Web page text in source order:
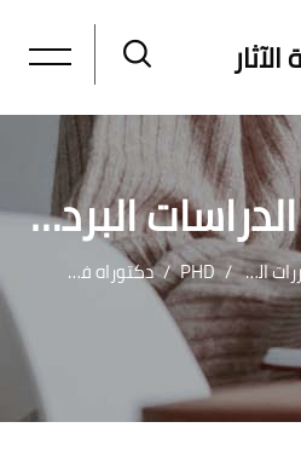
دكتوراه في الدراسات البردية والنقوش المصرية القديمة
المقررات الدراسية PHD دكتوراه في الدراسات البردية والنقوش المصرية القديمة